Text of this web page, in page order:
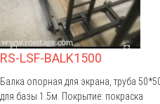
RS-LSF-BALK1500
Балка опорная для экрана, труба
для базы 1.5м. Покрытие: покраска